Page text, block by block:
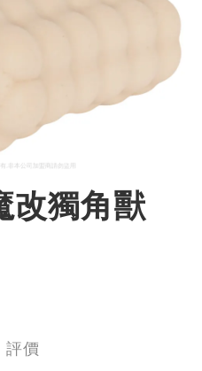
獨角獸
評價